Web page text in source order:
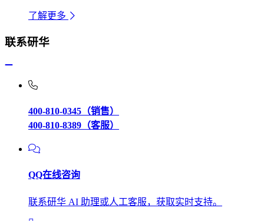
了解更多
联系研华
400-810-0345（销售）
400-810-8389（客服）
QQ在线咨询
联系研华 AI 助理或人工客服，获取实时支持。